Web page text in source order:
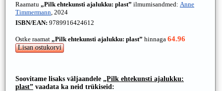
Raamatu „Pilk ehtekunsti ajalukku: plast” ilmumisandmed: Anne
Timmermann, 2024
ISBN/EAN: 9789916424612
Ostke raamat „Pilk ehtekunsti ajalukku: plast” hinnaga 64.96
Soovitame lisaks väljaandele „Pilk ehtekunsti ajalukku:
plast” vaadata ka neid trükiseid: